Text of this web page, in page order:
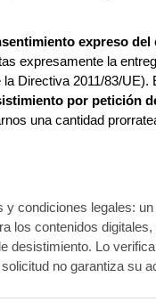
expreso del
expresamente la
Directiva 2011/83/
por petición
una cantidad
condiciones legales:
los contenidos
desistimiento. Lo
no garantiza su